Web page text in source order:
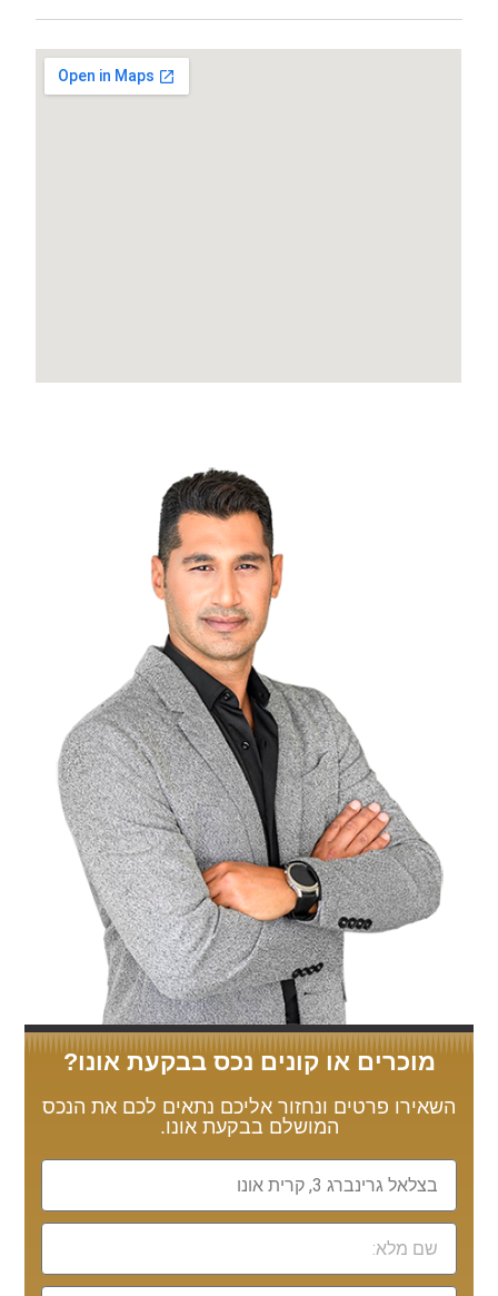
מוכרים או קונים נכס בבקעת אונו?
השאירו פרטים ונחזור אליכם נתאים לכם את הנכס
המושלם בבקעת אונו.